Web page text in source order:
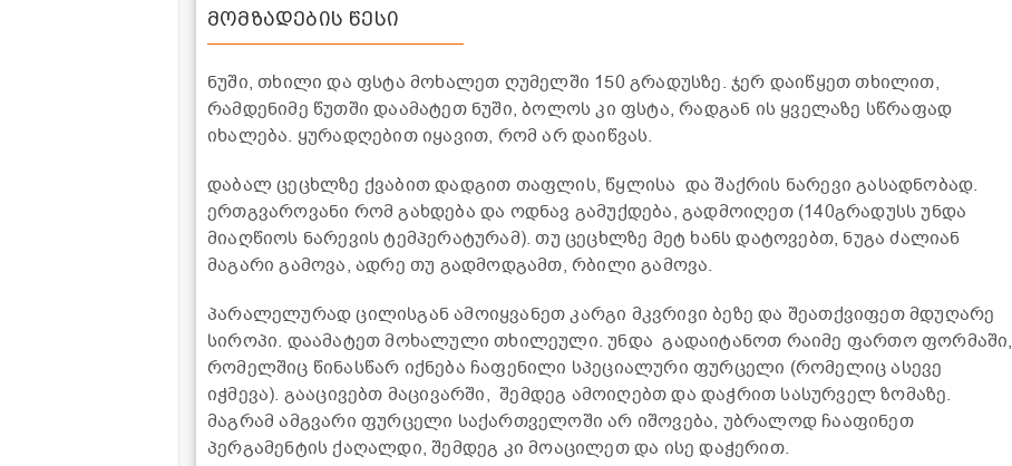
მომზადების წესი
ნუში, თხილი და ფსტა მოხალეთ ღუმელში 150 გრადუსზე. ჯერ დაიწყეთ თხილით,
რამდენიმე წუთში დაამატეთ ნუში, ბოლოს კი ფსტა, რადგან ის ყველაზე სწრაფად
იხალება. ყურადღებით იყავით, რომ არ დაიწვას.
დაბალ ცეცხლზე ქვაბით დადგით თაფლის, წყლისა და შაქრის ნარევი გასადნობად.
ერთგვაროვანი რომ გახდება და ოდნავ გამუქდება, გადმოიღეთ (140გრადუსს უნდა
მიაღწიოს ნარევის ტემპერატურამ). თუ ცეცხლზე მეტ ხანს დატოვებთ, ნუგა ძალიან
მაგარი გამოვა, ადრე თუ გადმოდგამთ, რბილი გამოვა.
პარალელურად ცილისგან ამოიყვანეთ კარგი მკვრივი ბეზე და შეათქვიფეთ მდუღარე
სიროპი. დაამატეთ მოხალული თხილეული. უნდა გადაიტანოთ რაიმე ფართო ფორმაში,
რომელშიც წინასწარ იქნება ჩაფენილი სპეციალური ფურცელი (რომელიც ასევე
იჭმევა). გააცივებთ მაცივარში, შემდეგ ამოიღებთ და დაჭრით სასურველ ზომაზე.
მაგრამ ამგვარი ფურცელი საქართველოში არ იშოვება, უბრალოდ ჩააფინეთ
პერგამენტის ქაღალდი, შემდეგ კი მოაცილეთ და ისე დაჭერით.